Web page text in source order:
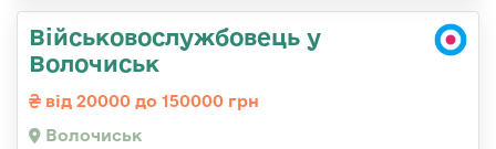
Військовослужбовець у
Волочиськ
від 20000 до 150000 грн
Волочиськ